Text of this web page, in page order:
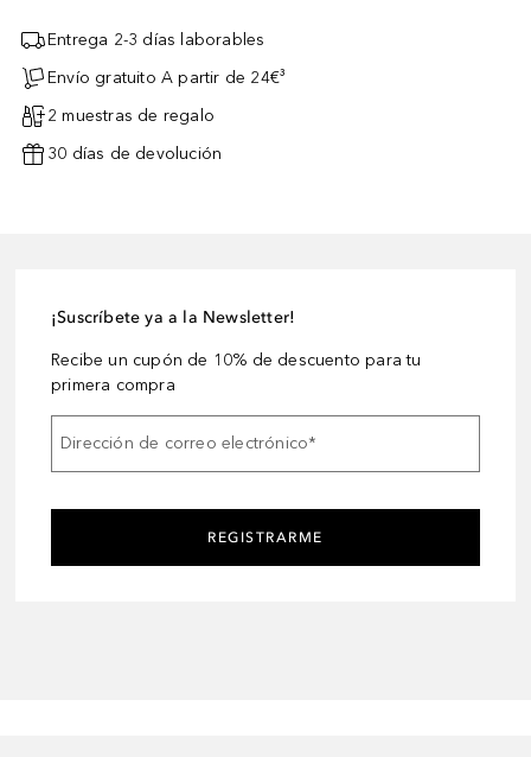
Entrega 2-3 días laborables
Envío gratuito A partir de 24€³
2 muestras de regalo
30 días de devolución
¡Suscríbete ya a la Newsletter!
Recibe un cupón de 10% de descuento para tu
primera compra
Dirección de correo electrónico*
REGISTRARME